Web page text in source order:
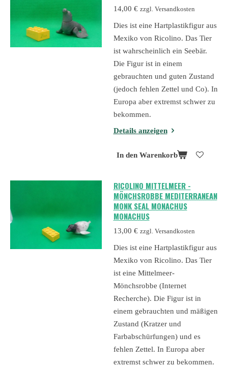
14,00 € zzgl. Versandkosten
Dies ist eine Hartplastikfigur aus
Mexiko von Ricolino. Das Tier
ist wahrscheinlich ein Seebär.
Die Figur ist in einem
gebrauchten und guten Zustand
(jedoch fehlen Zettel und Co). In
Europa aber extremst schwer zu
bekommen.
Details anzeigen
In den Warenkorb
RICOLINO MITTELMEER -
MÖNCHSROBBE MEDITERRANEAN
MONK SEAL MONACHUS
MONACHUS
13,00 € zzgl. Versandkosten
Dies ist eine Hartplastikfigur aus
Mexiko von Ricolino. Das Tier
ist eine Mittelmeer-
Mönchsrobbe (Internet
Recherche). Die Figur ist in
einem gebrauchten und mäßigen
Zustand (Kratzer und
Farbabschürfungen) und es
fehlen Zettel. In Europa aber
extremst schwer zu bekommen.